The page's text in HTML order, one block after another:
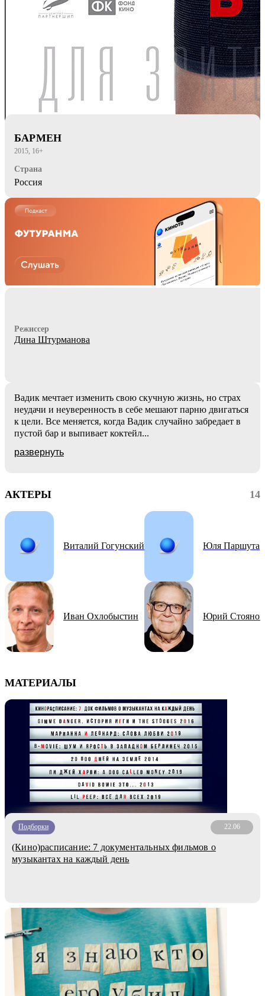
БАРМЕН
2015, 16+
Страна
Россия
Режиссер
Дина Штурманова
Вадик мечтает изменить свою скучную жизнь, но страх
неудачи и неуверенность в себе мешают парню двигаться
к цели. Все меняется, когда Вадик случайно забредает в
пустой бар и выпивает коктейл...
развернуть
АКТЕРЫ 14
Виталий Гогунский
Иван Охлобыстин
Юля Паршута
Юрий Стоянов
МАТЕРИАЛЫ
Подборки 22.06
(Кино)расписание: 7 документальных фильмов о
музыкантах на каждый день